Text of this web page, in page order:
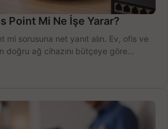
Point Mi Ne İşe Yarar?
mi sorusuna net yanıt alın. Ev, ofis ve
doğru ağ cihazını bütçeye göre